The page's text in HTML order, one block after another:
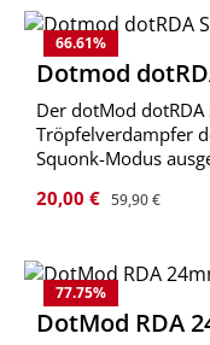
66.61%
Dotmod
Der dotMod dotRDA
Tröpfelverdampfer
Squonk-Modus
Dampf hervorbringt.
Verkaufspreis:
20,00 € Regulärer Preis:
59,90 €
77.75%
DotMod RDA